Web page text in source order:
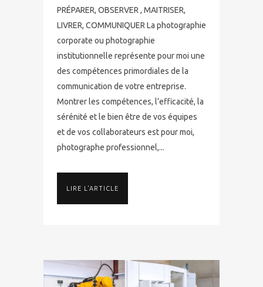
PRÉPARER, OBSERVER , MAITRISER,
LIVRER, COMMUNIQUER La photographie
corporate ou photographie
institutionnelle représente pour moi une
des compétences primordiales de la
communication de votre entreprise.
Montrer les compétences, l’efficacité, la
sérénité et le bien être de vos équipes
et de vos collaborateurs est pour moi,
photographe professionnel,...
LIRE L'ARTICLE